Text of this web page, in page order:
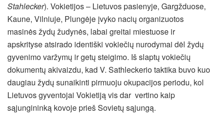
Stahlecker). Vokietijos – Lietuvos pasienyje, Gargžduose,
Kaune, Vilniuje, Plungėje įvyko nacių organizuotos
masinės žydų žudynės, labai greitai miestuose ir
apskrityse atsirado identiški vokiečių nurodymai dėl žydų
gyvenimo varžymų ir getų steigimo. Iš slaptų vokiečių
dokumentų akivaizdu, kad V. Sathleckerio taktika buvo kuo
daugiau žydų sunaikinti pirmuoju okupacijos periodu, kol
Lietuvos gyventojai Vokietiją vis dar vertino kaip
sąjungininką kovoje prieš Sovietų sąjungą.